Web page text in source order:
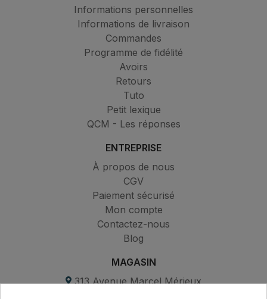
Informations personnelles
Informations de livraison
Commandes
Programme de fidélité
Avoirs
Retours
Tuto
Petit lexique
QCM - Les réponses
ENTREPRISE
À propos de nous
CGV
Paiement sécurisé
Mon compte
Contactez-nous
Blog
MAGASIN
313 Avenue Marcel Mérieux